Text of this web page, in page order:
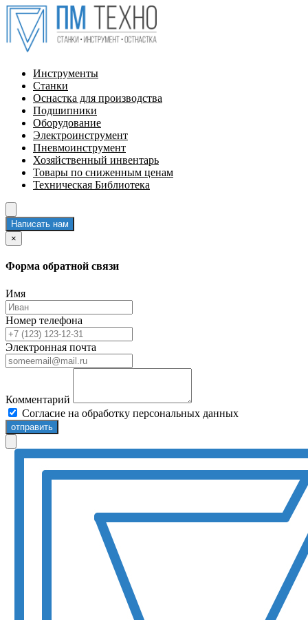
Инструменты
Станки
Оснастка для производства
Подшипники
Оборудование
Электроинструмент
Пневмоинструмент
Хозяйственный инвентарь
Товары по сниженным ценам
Техническая Библиотека
Написать нам
×
Форма обратной связи
Имя
Номер телефона
Электронная почта
Комментарий
Согласие на обработку персональных данных
отправить